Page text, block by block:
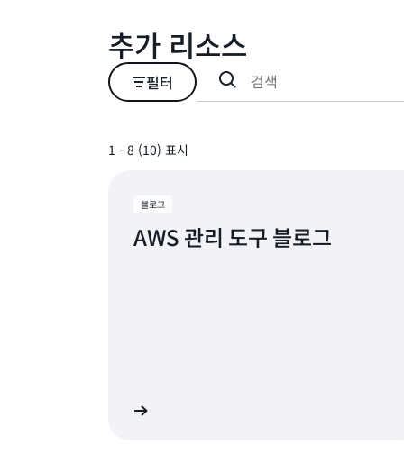
추가 리소스
필터
1 - 8 (10) 표시
블로그
AWS 관리 도구 블로그